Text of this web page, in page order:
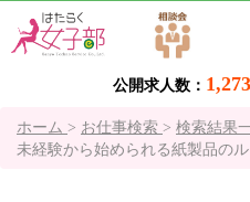
公開求人数： 1,273
ホーム > お仕事検索 > 検索結果
未経験から始められる紙製品の